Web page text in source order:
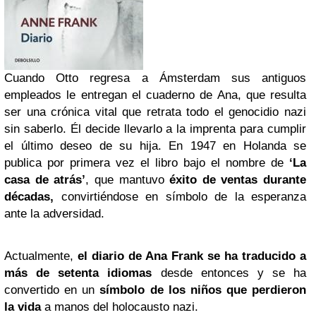
Cuando Otto regresa a Ámsterdam sus antiguos
empleados le entregan el cuaderno de Ana, que resulta
ser una crónica vital que retrata todo el genocidio nazi
sin saberlo. Él decide llevarlo a la imprenta para cumplir
el último deseo de su hija. En 1947 en Holanda se
publica por primera vez el libro bajo el nombre de ‘La
casa de atrás’, que mantuvoéxito de ventas durante
décadas, convirtiéndose en símbolo de la esperanza
ante la adversidad.
Actualmente, el diario de Ana Frank se ha traducido a
más de setenta idiomas desde entonces y se ha
convertido en unsímbolo de los niños que perdieron
la vidaa manos del holocausto nazi.